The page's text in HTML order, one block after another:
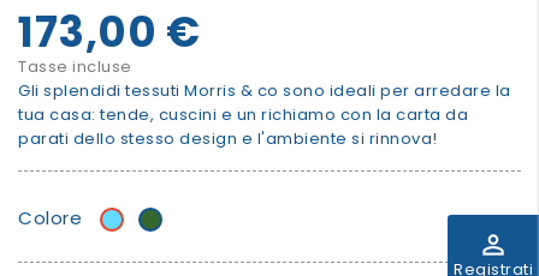
perm_identity
Registrati
173,00 €
Tasse incluse
Gli splendidi tessuti Morris & co sono ideali per arredare la
tua casa: tende, cuscini e un richiamo con la carta da
parati dello stesso design e l'ambiente si rinnova!
Colore Azzurro
Verde